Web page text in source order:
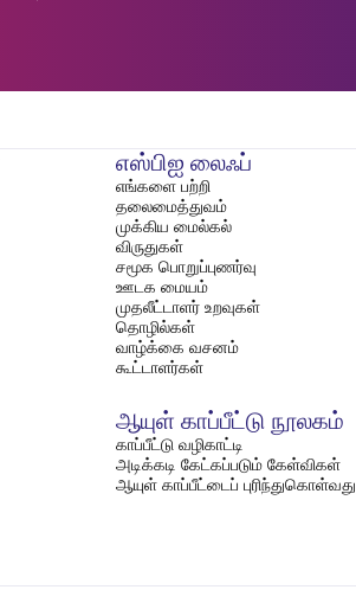
எஸ்பிஐ லைஃப்
எங்களை பற்றி
தலைமைத்துவம்
முக்கிய மைல்கல்
விருதுகள்
சமூக பொறுப்புணர்வு
ஊடக மையம்
முதலீட்டாளர் உறவுகள்
தொழில்கள்
வாழ்க்கை வசனம்
கூட்டாளர்கள்
ஆயுள் காப்பீட்டு நூலகம்
காப்பீட்டு வழிகாட்டி
அடிக்கடி கேட்கப்படும் கேள்விகள்
ஆயுள் காப்பீட்டைப் புரிந்துகொள்வது